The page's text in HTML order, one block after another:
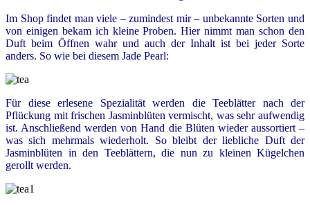
Im Shop findet man viele – zumindest mir – unbekannte Sorten und
von einigen bekam ich kleine Proben. Hier nimmt man schon den
Duft beim Öffnen wahr und auch der Inhalt ist bei jeder Sorte
anders. So wie bei diesem Jade Pearl:
Für diese erlesene Spezialität werden die Teeblätter nach der
Pflückung mit frischen Jasminblüten vermischt, was sehr aufwendig
ist. Anschließend werden von Hand die Blüten wieder aussortiert –
was sich mehrmals wiederholt. So bleibt der liebliche Duft der
Jasminblüten in den Teeblättern, die nun zu kleinen Kügelchen
gerollt werden.